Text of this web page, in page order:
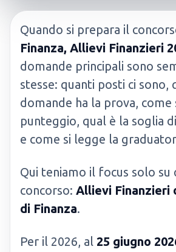
Quando si prepara il
Finanza, Allievi Finanzieri
domande principali sono
stesse: quanti posti ci sono,
domande ha la prova, come
punteggio, qual è la soglia
e come si legge la
Qui teniamo il focus solo su
concorso: Allievi Finanzieri
di Finanza.
Per il 2026, al 25 giugno